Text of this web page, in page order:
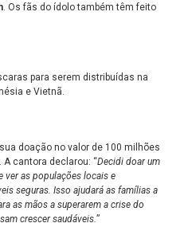
. Os fãs do ídolo também têm feito
para serem distribuídas na
e Vietnã.
doação no valor de 100 milhões
. A cantora declarou: “Decidi doar um
ver as populações locais e
seguras. Isso ajudará as famílias a
as mãos a superarem a crise do
crescer saudáveis.”